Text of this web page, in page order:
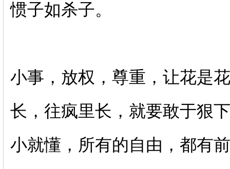
惯子如杀子。
小事，放权，尊重，让花是
长，往疯里长，就要敢于狠
小就懂，所有的自由，都有